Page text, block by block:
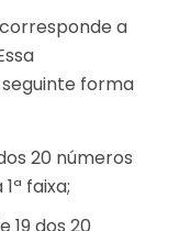
a
forma
20 números
faixa;
19 dos 20